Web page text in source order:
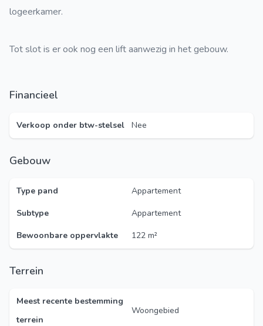
logeerkamer.
Tot slot is er ook nog een lift aanwezig in het gebouw.
Financieel
Verkoop onder btw-stelsel Nee
Gebouw
Type pand
Appartement
Subtype
Appartement
Bewoonbare oppervlakte
122 m²
Terrein
Meest recente bestemming
terrein
Woongebied